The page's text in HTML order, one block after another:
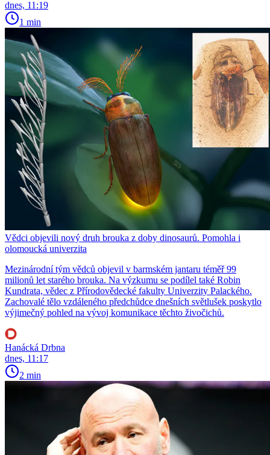
dnes, 11:19
1 min
Vědci objevili nový druh brouka z doby dinosaurů. Pomohla i
olomoucká univerzita
Mezinárodní tým vědců objevil v barmském jantaru téměř 99
milionů let starého brouka. Na výzkumu se podílel také Robin
Kundrata, vědec z Přírodovědecké fakulty Univerzity Palackého.
Zachovalé tělo vzdáleného předchůdce dnešních světlušek poskytlo
výjimečný pohled na vývoj komunikace těchto živočichů.
Hanácká Drbna
dnes, 11:17
2 min